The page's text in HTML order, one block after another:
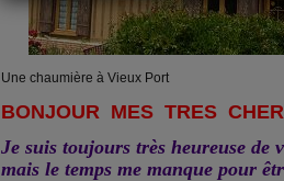
Une chaumière à Vieux Port
BONJOUR MES TRES
Je suis toujours très heureuse de
mais le temps me manque pour